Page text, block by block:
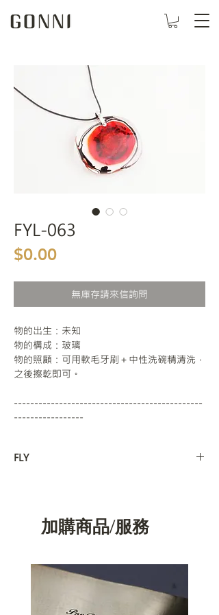
FYL-063
$0.00價格
無庫存請來信詢問
物的出生：未知
物的構成：玻璃
物的照顧：可用軟毛牙刷＋中性洗碗精清洗，
之後擦乾即可。
----------------------------------------------
-----------------
FLY
加購商品/服務